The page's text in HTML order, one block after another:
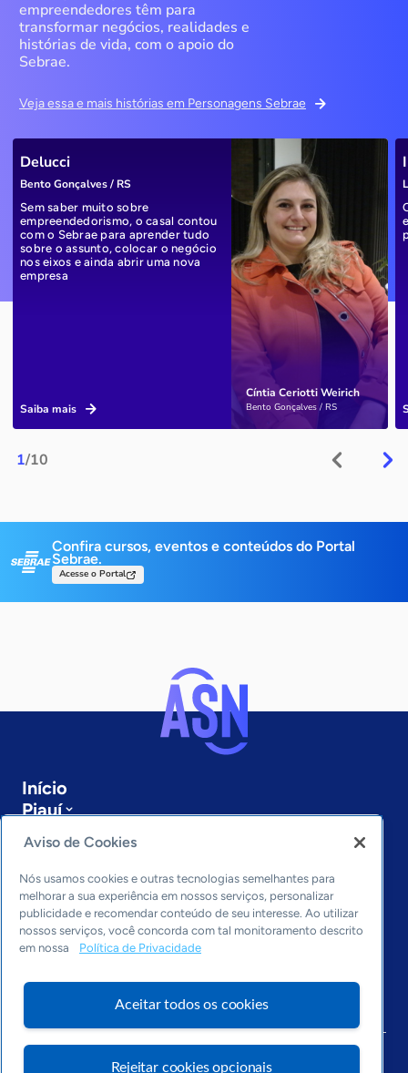
empreendedores têm para
transformar negócios, realidades e
histórias de vida, com o apoio do
Sebrae.
Veja essa e mais histórias em Personagens Sebrae
1/10
Cíntia Ceriotti Weirich
Bento Gonçalves / RS
Delucci
Bento Gonçalves / RS
Sem saber muito sobre
empreendedorismo, o casal contou
com o Sebrae para aprender tudo
sobre o assunto, colocar o negócio
nos eixos e ainda abrir uma nova
empresa
Saiba mais
Confira cursos, eventos e conteúdos do Portal
Sebrae.
Acesse o Portal
Início
Piauí
Sobre a ASN
Últimas notícias
Entre em contato
Editorias
Economia & Política
Inovação & Tecnologia
Cultura empreendedora
Arquivo
Aviso de Cookies
Nós usamos cookies e outras tecnologias semelhantes para
melhorar a sua experiência em nossos serviços, personalizar
publicidade e recomendar conteúdo de seu interesse. Ao utilizar
nossos serviços, você concorda com tal monitoramento descrito
em nossa
Política de Privacidade
Aceitar todos os cookies
Rejeitar cookies opcionais